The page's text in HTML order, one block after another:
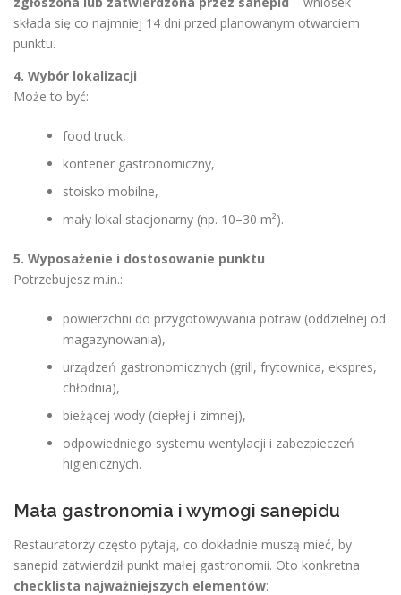
składa się co najmniej 14 dni przed planowanym otwarciem
punktu.
4. Wybór lokalizacji
Może to być:
food truck,
kontener gastronomiczny,
stoisko mobilne,
mały lokal stacjonarny (np. 10–30 m²).
5. Wyposażenie i dostosowanie punktu
Potrzebujesz m.in.:
powierzchni do przygotowywania potraw (oddzielnej od
magazynowania),
urządzeń gastronomicznych (grill, frytownica, ekspres,
chłodnia),
bieżącej wody (ciepłej i zimnej),
odpowiedniego systemu wentylacji i zabezpieczeń
higienicznych.
Mała gastronomia i wymogi sanepidu
Restauratorzy często pytają, co dokładnie muszą mieć, by
sanepid zatwierdził punkt małej gastronomii. Oto konkretna
checklista najważniejszych elementów: